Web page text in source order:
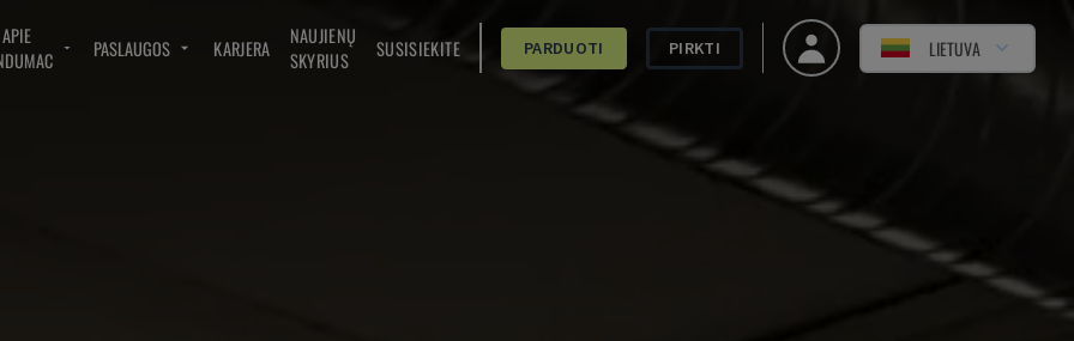
APIE
PASLAUGOS KARJERA
NAUJIENŲ
SKYRIUS
SUSISIEKITE PARDUOTI PIRKTI LIETUVA